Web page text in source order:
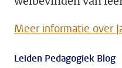
Meer informatie over
Leiden Pedagogiek Blog